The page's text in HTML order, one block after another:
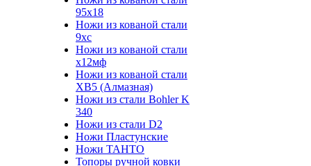
95х18
Ножи из кованой стали
9хс
Ножи из кованой стали
х12мф
Ножи из кованой стали
ХВ5 (Алмазная)
Ножи из стали Bohler K
340
Ножи из стали D2
Ножи Пластунские
Ножи ТАНТО
Топоры ручной ковки